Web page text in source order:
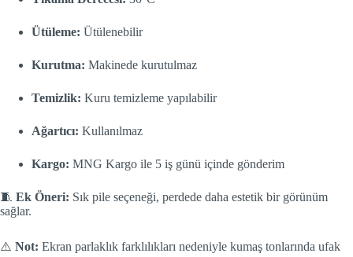
Ütüleme: Ütülenebilir
Kurutma: Makinede kurutulmaz
Temizlik: Kuru temizleme yapılabilir
Ağartıcı: Kullanılmaz
Kargo: MNG Kargo ile 5 iş günü içinde gönderim
🧵 Ek Öneri: Sık pile seçeneği, perdede daha estetik bir görünüm
sağlar.
⚠️ Not: Ekran parlaklık farklılıkları nedeniyle kumaş tonlarında ufak